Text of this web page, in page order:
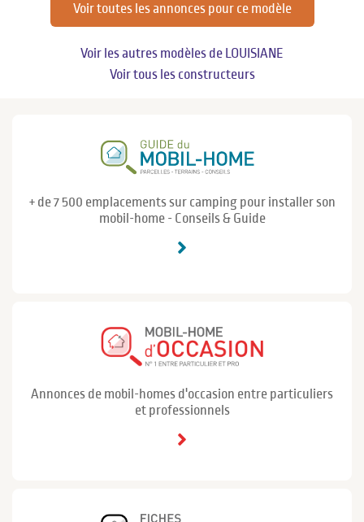
Voir toutes les annonces pour ce modèle
Voir les autres modèles de LOUISIANE
Voir tous les constructeurs
+ de 7 500 emplacements sur camping pour installer son
mobil-home - Conseils & Guide
Annonces de mobil-homes d'occasion entre particuliers
et professionnels